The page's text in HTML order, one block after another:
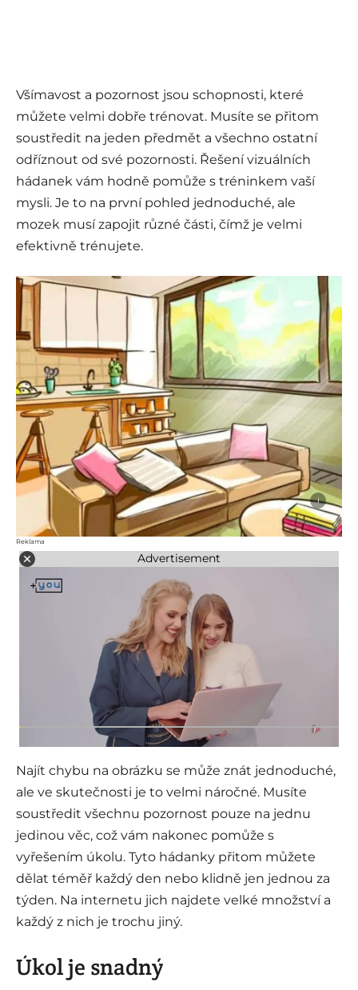
Všímavost a pozornost jsou schopnosti, které
můžete velmi dobře trénovat. Musíte se přitom
soustředit na jeden předmět a všechno ostatní
odříznout od své pozornosti. Řešení vizuálních
hádanek vám hodně pomůže s tréninkem vaší
mysli. Je to na první pohled jednoduché, ale
mozek musí zapojit různé části, čímž je velmi
efektivně trénujete.
i
Reklama
Advertisement
Najít chybu na obrázku se může znát jednoduché,
ale ve skutečnosti je to velmi náročné. Musíte
soustředit všechnu pozornost pouze na jednu
jedinou věc, což vám nakonec pomůže s
vyřešením úkolu. Tyto hádanky přitom můžete
dělat téměř každý den nebo klidně jen jednou za
týden. Na internetu jich najdete velké množství a
každý z nich je trochu jiný.
Úkol je snadný